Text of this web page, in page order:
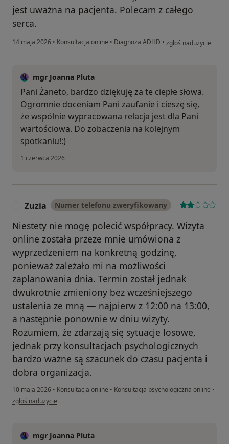
jest uważna na pacjenta. Polecam z całego
serca.
14 maja 2026 • Konsultacja online • Diagnoza ADHD • w opinii użytkownika
zgłoś nadużycie
mgr Joanna Pluta
Pani Żaneto, bardzo dziękuję za te ciepłe słowa.
Ogromnie doceniam Pani zaufanie i cieszę się,
że wspólnie wypracowana relacja jest dla Pani
wartościowa. Do zobaczenia na kolejnym
spotkaniu!:)
1 czerwca 2026
Zuzia Numer telefonu zweryfikowany
Niestety nie mogę polecić współpracy. Wizyta
online została przeze mnie umówiona z
wyprzedzeniem na konkretną godzinę,
ponieważ zależało mi na możliwości
zaplanowania dnia. Termin został jednak
dwukrotnie zmieniony bez wcześniejszego
ustalenia ze mną — najpierw z 12:00 na 13:00,
a następnie ponownie w dniu wizyty.
Rozumiem, że zdarzają się sytuacje losowe,
jednak przy konsultacjach psychologicznych
bardzo ważne są szacunek do czasu pacjenta i
dobra organizacja.
10 maja 2026 • Konsultacja online • Konsultacja psychologiczna online •
w opinii użytkownika Zuzia
zgłoś nadużycie
mgr Joanna Pluta